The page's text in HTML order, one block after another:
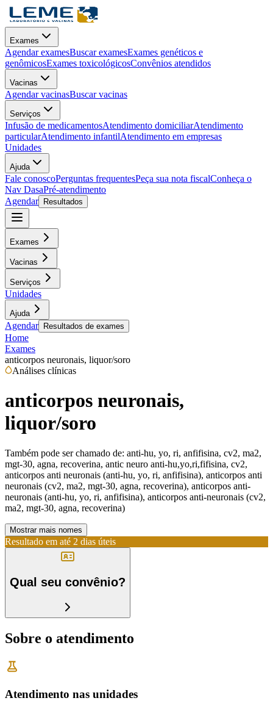
Exames
Agendar examesBuscar examesExames genéticos e
genômicosExames toxicológicosConvênios atendidos
Vacinas
Agendar vacinasBuscar vacinas
Serviços
Infusão de medicamentosAtendimento domiciliarAtendimento
particularAtendimento infantilAtendimento em empresas
Unidades
Ajuda
Fale conoscoPerguntas frequentesPeça sua nota fiscalConheça o
Nav DasaPré-atendimento
Agendar
Resultados
Exames
Vacinas
Serviços
Unidades
Ajuda
Agendar Resultados de exames
Home
Exames
anticorpos neuronais, liquor/soro
Análises clínicas
anticorpos neuronais,
liquor/soro
Também pode ser chamado de: anti-hu, yo, ri, anfifisina, cv2, ma2,
mgt-30, agna, recoverina, antic neuro anti-hu,yo,ri,fifisina, cv2,
anticorpos anti neuronais (anti-hu, yo, ri, anfifisina), anticorpos anti
neuronais (cv2, ma2, mgt-30, agna, recoverina), anticorpos anti-
neuronais (anti-hu, yo, ri, anfifisina), anticorpos anti-neuronais (cv2,
ma2, mgt-30, agna, recoverina)
Mostrar mais nomes
Resultado em até 2 dias úteis
Qual seu convênio?
Sobre o atendimento
Atendimento nas unidades